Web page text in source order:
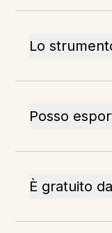
Lo
Posso
È gratuito